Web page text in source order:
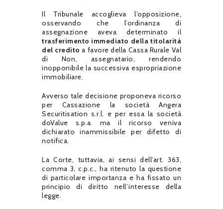
Il Tribunale accoglieva l’opposizione,
osservando che l’ordinanza di
assegnazione aveva determinato il
trasferimento immediato della titolarità
del credito a favore della Cassa Rurale Val
di Non, assegnatario, rendendo
inopponibile la successiva espropriazione
immobiliare.
Avverso tale decisione proponeva ricorso
per Cassazione la società Angera
Securitisation s.r.l. e per essa la società
doValue s.p.a. ma il ricorso veniva
dichiarato inammissibile per difetto di
notifica.
La Corte, tuttavia, ai sensi dell’art. 363,
comma 3, c.p.c., ha ritenuto la questione
di particolare importanza e ha fissato un
principio di diritto nell’interesse della
legge.